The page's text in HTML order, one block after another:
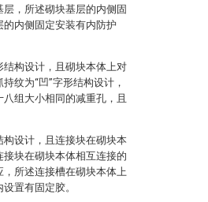
，所述砌块基层的内侧固
内侧固定安装有内防护
构设计，且砌块本体上对
纹为“凹”字形结构设计，
组大小相同的减重孔，且
设计，且连接块在砌块本
块在砌块本体相互连接的
所述连接槽在砌块本体上
置有固定胶。